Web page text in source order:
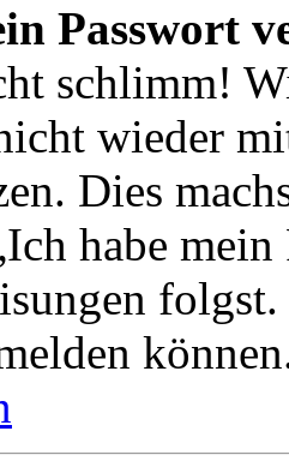
Passwort
schlimm!
wieder
Dies
habe